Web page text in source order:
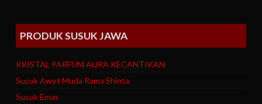
PRODUK SUSUK JAWA
KRISTAL PARFUM AURA KECANTIKAN
Susuk Awet Muda Rama Shinta
Susuk Emas